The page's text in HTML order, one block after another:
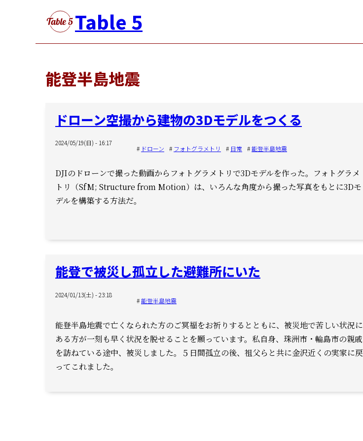
Table 5
能登半島地震
ドローン空撮から建物の3Dモデルをつくる
2024/05/19(日) - 16:17
ドローン フォトグラメトリ 日常 能登半島地震
DJIのドローンで撮った動画からフォトグラメトリで3Dモデルを作った。
フォトグラメ
トリ（SfM; Structure from Motion）は、いろんな角度から撮った写真をもとに3Dモ
デルを構築する方法だ。
能登で被災し孤立した避難所にいた
2024/01/13(土) - 23:18
能登半島地震
能登半島地震で亡くなられた方のご冥福をお祈りするとともに、 被災地で苦しい状況に
ある方が一刻も早く状況を脱せることを願っています。 私自身、珠洲市・輪島市の親戚
を訪ねている途中、被災しました。
５日間孤立の後、祖父らと共に金沢近くの実家に戻
ってこれました。